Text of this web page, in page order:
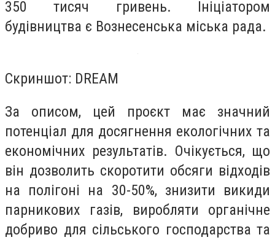
350 тисяч гривень. Ініціатором
будівництва є Вознесенська міська рада.
Скриншот: DREAM
За описом, цей проєкт має значний
потенціал для досягнення екологічних та
економічних результатів. Очікується, що
він дозволить скоротити обсяги відходів
на полігоні на 30-50%, знизити викиди
парникових газів, виробляти органічне
добриво для сільського господарства та